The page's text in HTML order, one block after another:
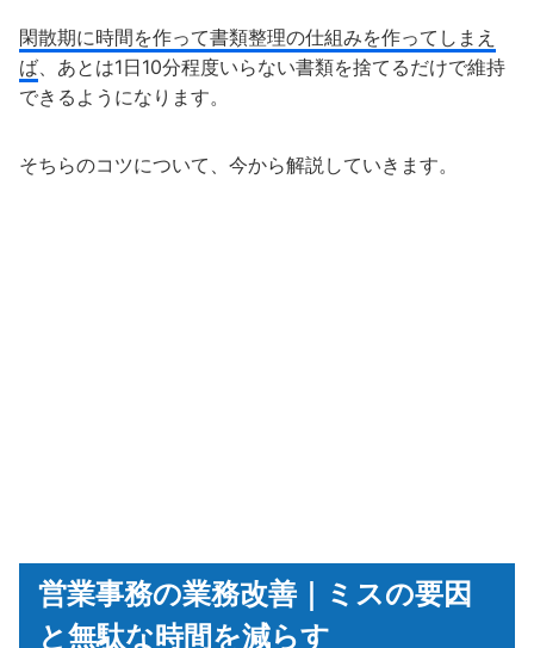
閑散期に時間を作って書類整理の仕組みを作ってしまえ
ば 、あとは1日10分程度いらない書類を捨てるだけで維持
できるようになります。
そちらのコツについて、今から解説していきます。
営業事務の業務改善｜ミスの要因
と無駄な時間を減らす